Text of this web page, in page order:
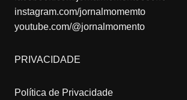
instagram.com/jornalmomemto
youtube.com/@jornalmomento
PRIVACIDADE
Política de Privacidade